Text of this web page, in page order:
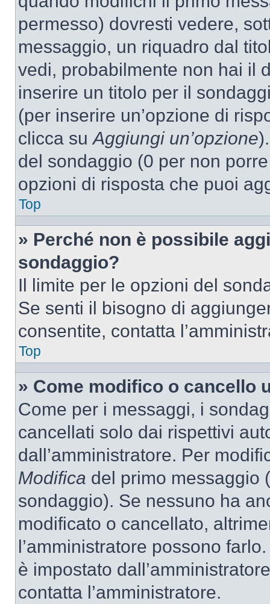
permesso) dovresti vedere,
messaggio, un riquadro dal
vedi, probabilmente non hai il
inserire un titolo per il
(per inserire un’opzione di
clicca suAggiungi un’opzione
del sondaggio (0 per non
opzioni di risposta che puoi
Top
» Perché non è possibile
sondaggio?
Il limite per le opzioni del
Se senti il bisogno di
consentite, contatta
Top
» Come modifico o cancello
Come per i messaggi, i
cancellati solo dai rispettivi
dall’amministratore. Per
Modifica del primo messaggio
sondaggio). Se nessuno ha
modificato o cancellato,
l’amministratore possono
è impostato
contatta l’amministratore.